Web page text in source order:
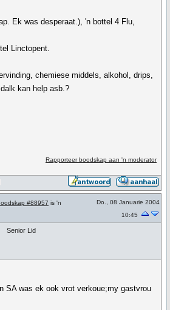
Ek was desperaat.), 'n bottel 4 Flu,
Linctopent.
chemiese middels, alkohol, drips,
kan help asb.?
Rapporteer boodskap aan 'n moderator
#88957 is 'n
Do., 08 Januarie 2004
10:45
Senior Lid
SA was ek ook vrot verkoue;my gastvrou